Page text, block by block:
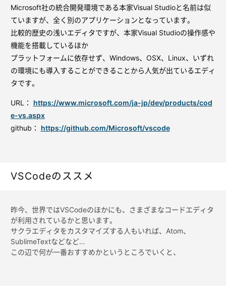
Microsoft社の統合開発環境である本家Visual Studioと名前は似
ていますが、全く別のアプリケーションとなっています。
比較的歴史の浅いエディタですが、本家Visual Studioの操作感や
機能を搭載しているほか
プラットフォームに依存せず、Windows、OSX、Linux、いずれ
の環境にも導入することができることから人気が出ているエディ
タです。
URL：
https://www.microsoft.com/ja-jp/dev/products/cod
e-vs.aspx
github：
https://github.com/Microsoft/vscode
VSCodeのススメ
昨今、世界ではVSCodeのほかにも、さまざまなコードエディタ
が利用されているかと思います。
サクラエディタをカスタマイズする人もいれば、Atom、
SublimeTextなどなど…
この辺で何が一番おすすめかというところでいくと、